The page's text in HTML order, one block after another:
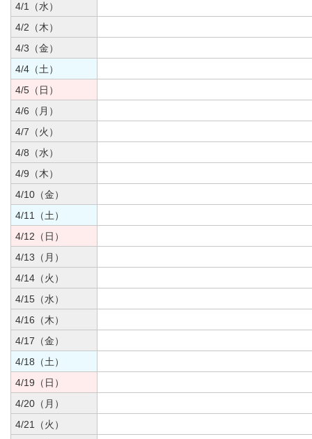
4/1（水）
4/2（木）
4/3（金）
4/4（土）
4/5（日）
4/6（月）
4/7（火）
4/8（水）
4/9（木）
4/10（金）
4/11（土）
4/12（日）
4/13（月）
4/14（火）
4/15（水）
4/16（木）
4/17（金）
4/18（土）
4/19（日）
4/20（月）
4/21（火）